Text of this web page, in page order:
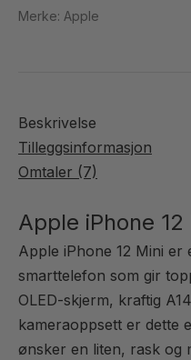
Merke: Apple
Beskrivelse
Tilleggsinformasjon
Omtaler (7)
Apple iPhone
Apple iPhone 12 Mini er
smarttelefon som gir
OLED-skjerm, kraftig
kameraoppsett er dette
ønsker en liten, rask og